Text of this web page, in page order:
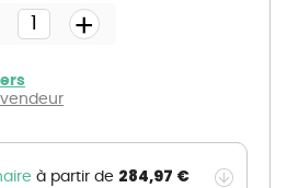
vendeur
+
à partir de 284,97 €